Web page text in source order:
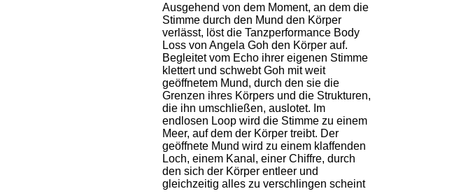
Ausgehend von dem Moment, an dem die
Stimme durch den Mund den Körper
verlässt, löst die Tanzperformance Body
Loss von Angela Goh den Körper auf.
Begleitet vom Echo ihrer eigenen Stimme
klettert und schwebt Goh mit weit
geöffnetem Mund, durch den sie die
Grenzen ihres Körpers und die Strukturen,
die ihn umschließen, auslotet. Im
endlosen Loop wird die Stimme zu einem
Meer, auf dem der Körper treibt. Der
geöffnete Mund wird zu einem klaffenden
Loch, einem Kanal, einer Chiffre, durch
den sich der Körper entleer und
gleichzeitig alles zu verschlingen scheint